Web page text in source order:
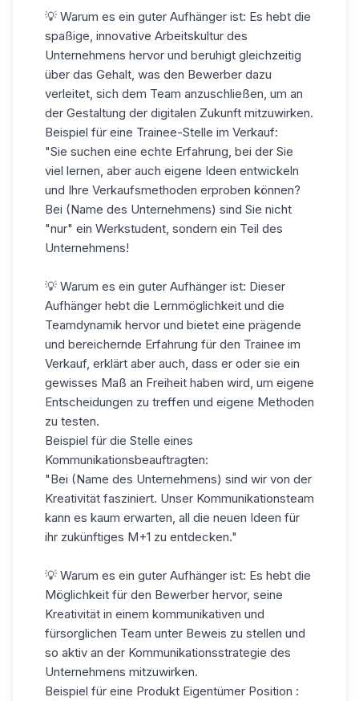
💡 Warum es ein guter Aufhänger ist: Es hebt die
spaßige, innovative Arbeitskultur des
Unternehmens hervor und beruhigt gleichzeitig
über das Gehalt, was den Bewerber dazu
verleitet, sich dem Team anzuschließen, um an
der Gestaltung der digitalen Zukunft mitzuwirken.
Beispiel für eine Trainee-Stelle im Verkauf:
"Sie suchen eine echte Erfahrung, bei der Sie
viel lernen, aber auch eigene Ideen entwickeln
und Ihre Verkaufsmethoden erproben können?
Bei (Name des Unternehmens) sind Sie nicht
"nur" ein Werkstudent, sondern ein Teil des
Unternehmens!
💡 Warum es ein guter Aufhänger ist: Dieser
Aufhänger hebt die Lernmöglichkeit und die
Teamdynamik hervor und bietet eine prägende
und bereichernde Erfahrung für den Trainee im
Verkauf, erklärt aber auch, dass er oder sie ein
gewisses Maß an Freiheit haben wird, um eigene
Entscheidungen zu treffen und eigene Methoden
zu testen.
Beispiel für die Stelle eines
Kommunikationsbeauftragten:
"Bei (Name des Unternehmens) sind wir von der
Kreativität fasziniert. Unser Kommunikationsteam
kann es kaum erwarten, all die neuen Ideen für
ihr zukünftiges M+1 zu entdecken."
💡 Warum es ein guter Aufhänger ist: Es hebt die
Möglichkeit für den Bewerber hervor, seine
Kreativität in einem kommunikativen und
fürsorglichen Team unter Beweis zu stellen und
so aktiv an der Kommunikationsstrategie des
Unternehmens mitzuwirken.
Beispiel für eine Produkt Eigentümer Position :